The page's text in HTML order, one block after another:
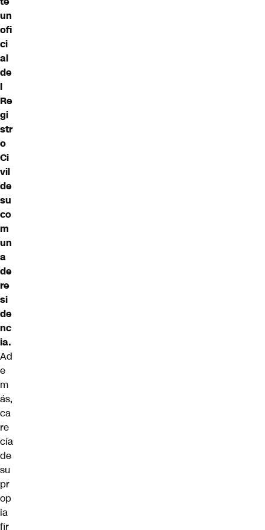
un
ofi
ci
al
de
l
Re
gi
str
o
Ci
vil
de
su
co
m
un
a
de
re
si
de
nc
ia.
Ad
e
m
ás,
ca
re
cía
de
su
pr
op
ia
fir